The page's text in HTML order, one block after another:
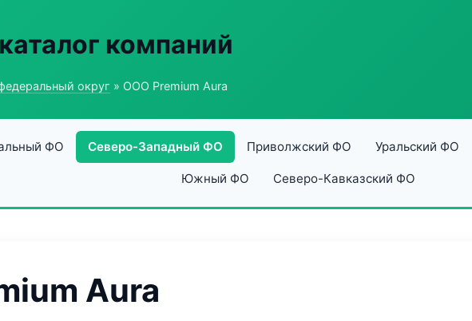
компаний
округ » ООО Premium Aura
ФО Северо-Западный ФО Приволжский ФО Уральский ФО
Южный ФО Северо-Кавказский ФО
Aura